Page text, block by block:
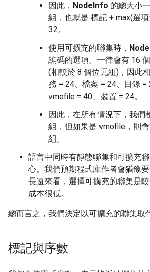
因此， NodeInfo 的總大小
組，也就是 標記 + max(選
32。
使用可擴充的聯集時，
編碼的選項。一律會有 16
(相較於 8 個位元組)，因此
務 = 24、檔案 = 24、目錄 =
vmofile = 40、裝置 = 24。
因此，在所有情況下，我們
組，但如果是 vmofile，則
組。
語言中同時有靜態聯集和可擴充
心。我們預期程式庫作者會猶豫
長遠來看，選擇可擴充的聯集是
成本很低。
總而言之，我們決定以可擴充的聯集取
標記與序數